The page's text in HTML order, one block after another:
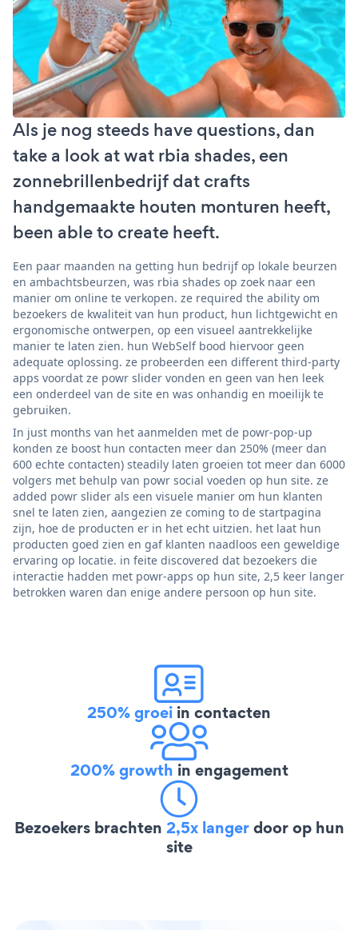
Als je nog steeds have questions, dan
take a look at wat rbia shades, een
zonnebrillenbedrijf dat crafts
handgemaakte houten monturen heeft,
been able to create heeft.
Een paar maanden na getting hun bedrijf op lokale beurzen
en ambachtsbeurzen, was rbia shades op zoek naar een
manier om online te verkopen. ze required the ability om
bezoekers de kwaliteit van hun product, hun lichtgewicht en
ergonomische ontwerpen, op een visueel aantrekkelijke
manier te laten zien. hun WebSelf bood hiervoor geen
adequate oplossing. ze probeerden een different third-party
apps voordat ze powr slider vonden en geen van hen leek
een onderdeel van de site en was onhandig en moeilijk te
gebruiken.
In just months van het aanmelden met de powr-pop-up
konden ze boost hun contacten meer dan 250% (meer dan
600 echte contacten) steadily laten groeien tot meer dan 6000
volgers met behulp van powr social voeden op hun site. ze
added powr slider als een visuele manier om hun klanten
snel te laten zien, aangezien ze coming to de startpagina
zijn, hoe de producten er in het echt uitzien. het laat hun
producten goed zien en gaf klanten naadloos een geweldige
ervaring op locatie. in feite discovered dat bezoekers die
interactie hadden met powr-apps op hun site, 2,5 keer langer
betrokken waren dan enige andere persoon op hun site.
250% groei in contacten
200% growth in engagement
Bezoekers brachten 2,5x langerdoor op hun
site